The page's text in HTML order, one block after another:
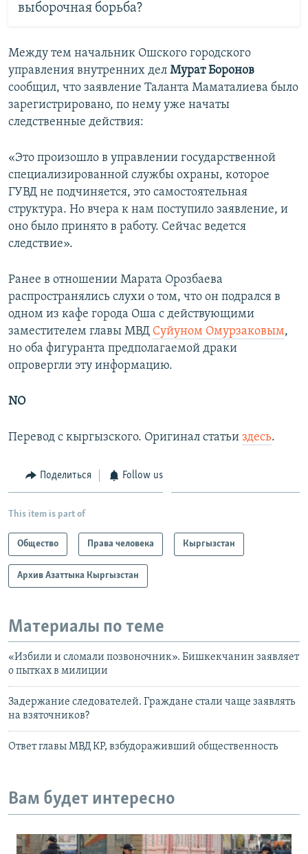
выборочная борьба?
Между тем начальник Ошского городского
управления внутренних дел Мурат Боронов
сообщил, что заявление Таланта Маматалиева было
зарегистрировано, по нему уже начаты
следственные действия:
«Это произошло в управлении государственной
специализированной службы охраны, которое
ГУВД не подчиняется, это самостоятельная
структура. Но вчера к нам поступило заявление, и
оно было принято в работу. Сейчас ведется
следствие».
Ранее в отношении Марата Орозбаева
распространялись слухи о том, что он подрался в
одном из кафе города Оша с действующими
заместителем главы МВД Суйуном Омурзаковым,
но оба фигуранта предполагаемой драки
опровергли эту информацию.
NO
Перевод с кыргызского. Оригинал статьи здесь.
Поделиться Follow us
This item is part of
Общество Права человека Кыргызстан
Архив Азаттыка Кыргызстан
Материалы по теме
«Избили и сломали позвоночник». Бишкекчанин заявляет
о пытках в милиции
Задержание следователей. Граждане стали чаще заявлять
на взяточников?
Ответ главы МВД КР, взбудораживший общественность
Вам будет интересно